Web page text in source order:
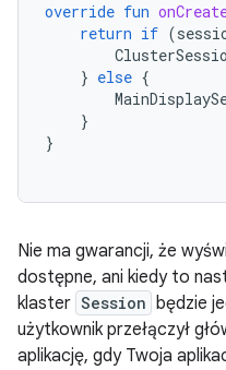
override fun
return if (
} else {
}
}
Nie ma gwarancji, że
dostępne, ani kiedy to
klaster Session będzie
użytkownik przełączył
aplikację, gdy Twoja